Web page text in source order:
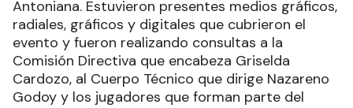
Antoniana. Estuvieron presentes medios gráficos,
radiales, gráficos y digitales que cubrieron el
evento y fueron realizando consultas a la
Comisión Directiva que encabeza Griselda
Cardozo, al Cuerpo Técnico que dirige Nazareno
Godoy y los jugadores que forman parte del